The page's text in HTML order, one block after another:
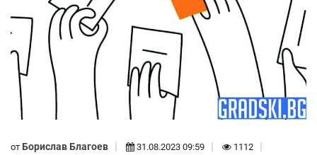
от Борислав Благоев 31.08.2023 09:59 1112